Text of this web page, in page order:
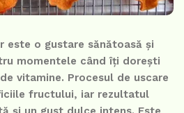
este o gustare sănătoasă și
momentele când îți dorești
vitamine. Procesul de uscare
fructului, iar rezultatul